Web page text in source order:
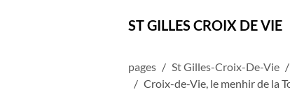
ST GILLES CROIX DE VIE
pages St Gilles-Croix-De-Vie
Croix-de-Vie, le menhir de la